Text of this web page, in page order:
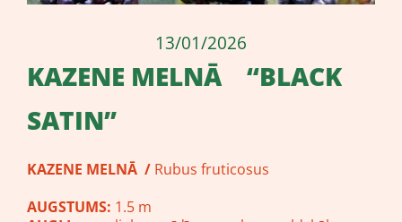
13/01/2026
KAZENE MELNĀ “BLACK
SATIN”
KAZENE MELNĀ / Rubus fruticosus
AUGSTUMS: 1.5 m